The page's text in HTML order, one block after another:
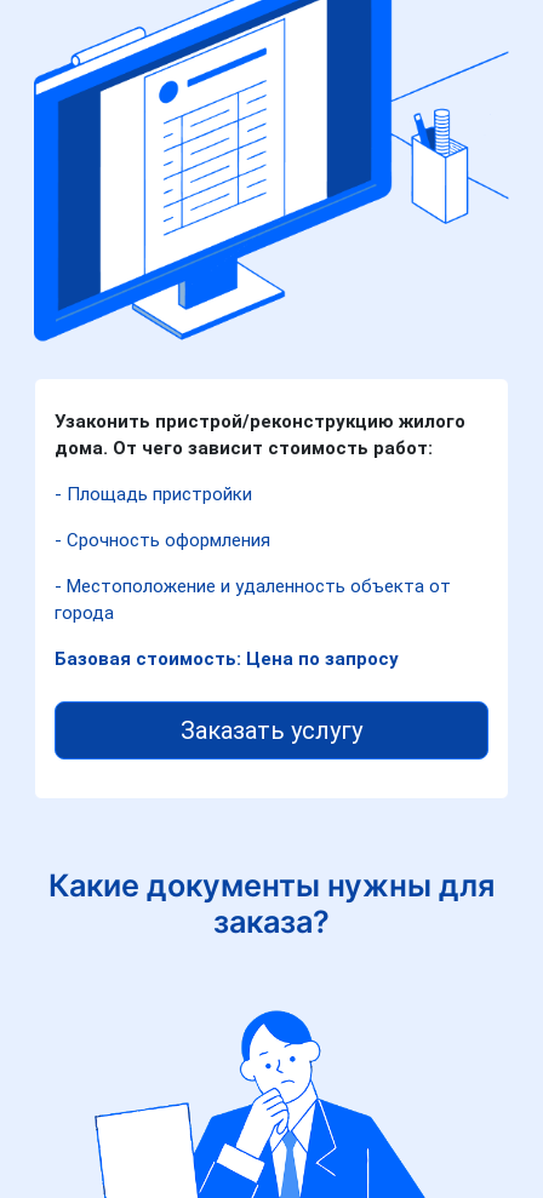
Узаконить пристрой/реконструкцию жилого
дома. От чего зависит стоимость работ:
- Площадь пристройки
- Срочность оформления
- Местоположение и удаленность объекта от
города
Базовая стоимость: Цена по запросу
Заказать услугу
Какие документы нужны для
заказа?